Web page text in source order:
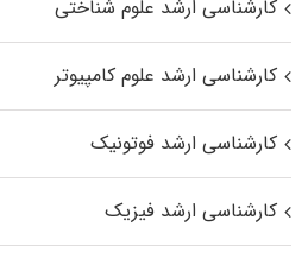
کارشناسی ارشد علوم شناختی
کارشناسی ارشد علوم کامپیوتر
کارشناسی ارشد فوتونیک
کارشناسی ارشد فیزیک